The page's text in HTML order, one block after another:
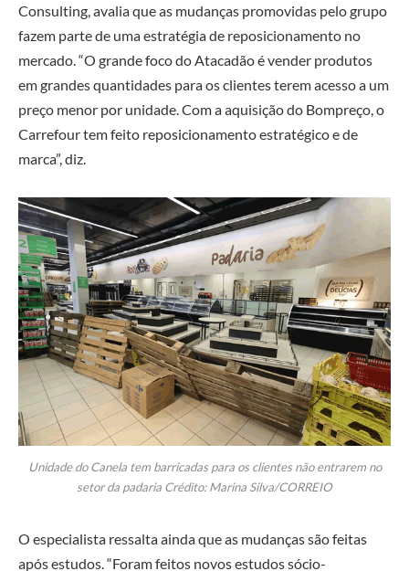
Consulting, avalia que as mudanças promovidas pelo grupo
fazem parte de uma estratégia de reposicionamento no
mercado. “O grande foco do Atacadão é vender produtos
em grandes quantidades para os clientes terem acesso a um
preço menor por unidade. Com a aquisição do Bompreço, o
Carrefour tem feito reposicionamento estratégico e de
marca”, diz.
Unidade do Canela tem barricadas para os clientes não entrarem no
setor da padaria Crédito: Marina Silva/CORREIO
O especialista ressalta ainda que as mudanças são feitas
após estudos. “Foram feitos novos estudos sócio-